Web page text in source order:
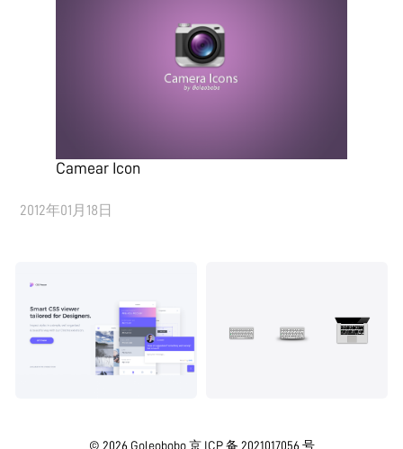
Camear Icon
2012年01月18日
© 2026 Goleobobo 京 ICP 备 2021017056 号